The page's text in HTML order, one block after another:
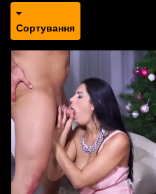
Сортування